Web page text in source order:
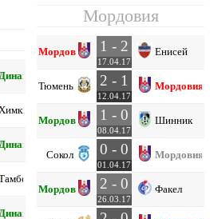
Мордовия
Мордовия 1 - 2
17.04.17
Енисей
Тюмень 2 - 1
12.04.17
Мордовия
Мордовия 1 - 0
08.04.17
Шинник
Сокол 0 - 0
01.04.17
Мордовия
Мордовия 2 - 0
26.03.17
Факел